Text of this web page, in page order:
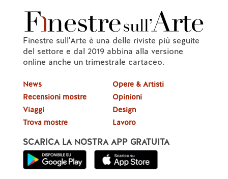
Finestre sull'Arte è una delle riviste più seguite
del settore e dal 2019 abbina alla versione
online anche un trimestrale cartaceo.
News
Recensioni mostre
Viaggi
Trova mostre
Opere & Artisti
Opinioni
Design
Lavoro
SCARICA LA NOSTRA APP GRATUITA